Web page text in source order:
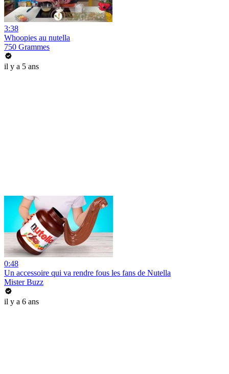
3:38
Whoopies au nutella
750 Grammes
il y a 5 ans
0:48
Un accessoire qui va rendre fous les fans de Nutella
Mister Buzz
il y a 6 ans